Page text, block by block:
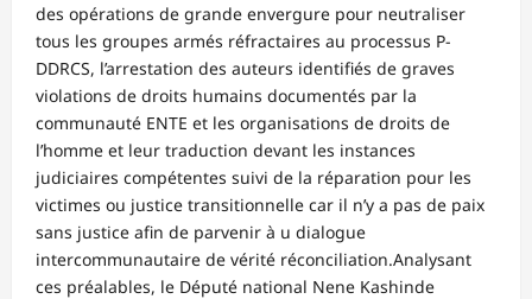
des opérations de grande envergure pour neutraliser
tous les groupes armés réfractaires au processus P-
DDRCS, l’arrestation des auteurs identifiés de graves
violations de droits humains documentés par la
communauté ENTE et les organisations de droits de
l’homme et leur traduction devant les instances
judiciaires compétentes suivi de la réparation pour les
victimes ou justice transitionnelle car il n’y a pas de paix
sans justice afin de parvenir à u dialogue
intercommunautaire de vérité réconciliation.Analysant
ces préalables, le Député national Nene Kashinde